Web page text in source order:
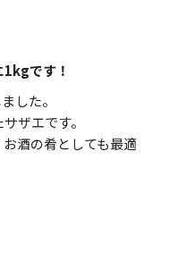
です！
した。
ザエです。
酒の肴としても最適